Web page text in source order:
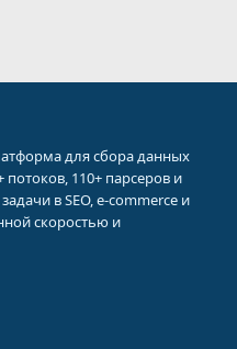
для сбора данных
110+ парсеров и
в SEO, e-commerce и
скоростью и